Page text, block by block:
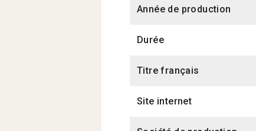
Année de production
Durée
Titre français
Site internet